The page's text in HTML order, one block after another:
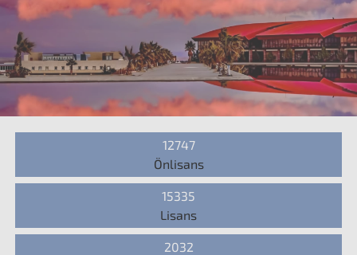
12747
Önlisans
15335
Lisans
2032